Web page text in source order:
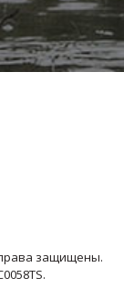
защищены.